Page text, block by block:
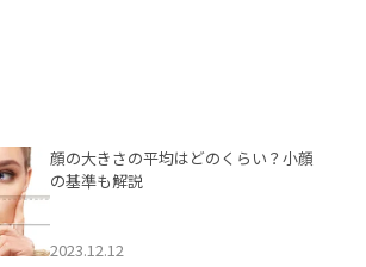
顔の大きさの平均はどのくらい？小顔
の基準も解説
2023.12.12